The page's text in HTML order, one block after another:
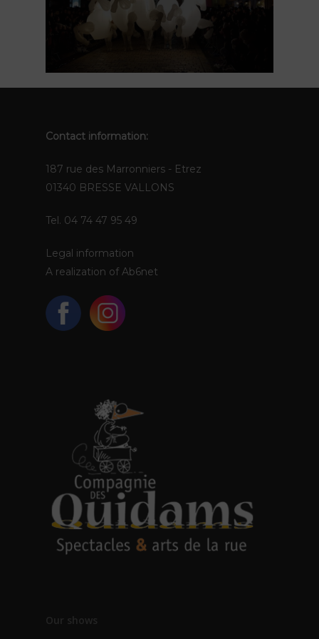
Contact information:
187 rue des Marronniers - Etrez
01340 BRESSE VALLONS
Tel. 04 74 47 95 49
Legal information
A realization of Ab6net
Our shows
FR
EN